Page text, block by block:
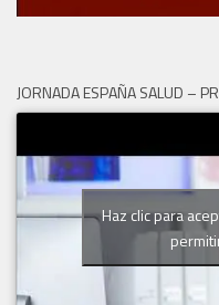
JORNADA ESPAÑA SALUD –
Haz clic para